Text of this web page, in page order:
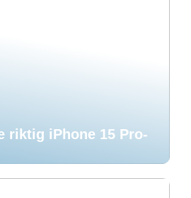
riktig iPhone 15 Pro-